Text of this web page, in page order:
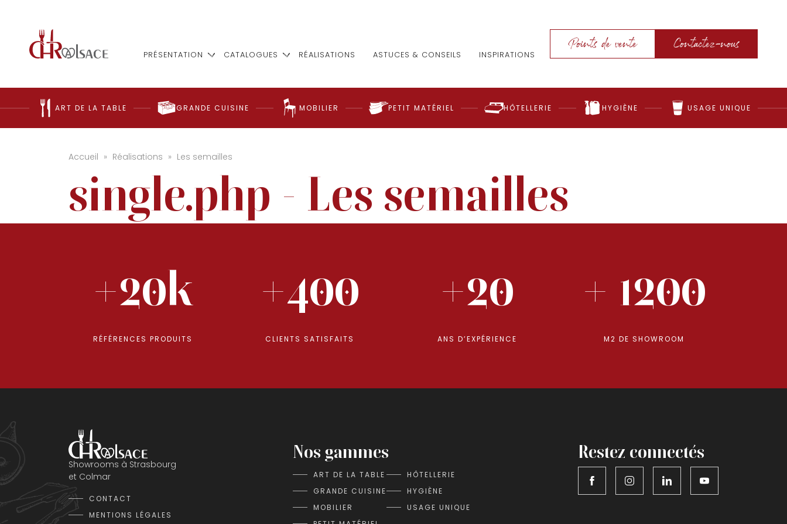
PRÉSENTATION CATALOGUES RÉALISATIONS ASTUCES & CONSEILS INSPIRATIONS
Points de vente Contactez-nous
ART DE LA TABLE GRANDE CUISINE MOBILIER PETIT MATÉRIEL HÔTELLERIE HYGIÈNE USAGE UNIQUE
Accueil » Réalisations » Les semailles
single.php - Les semailles
+20k
RÉFÉRENCES PRODUITS
+400
CLIENTS SATISFAITS
+20
ANS D’EXPÉRIENCE
+ 1200
M2 DE SHOWROOM
Showrooms à Strasbourg
et Colmar
CONTACT
MENTIONS LÉGALES
Nos gammes
ART DE LA TABLE
GRANDE CUISINE
MOBILIER
HÔTELLERIE
HYGIÈNE
USAGE UNIQUE
Restez connectés